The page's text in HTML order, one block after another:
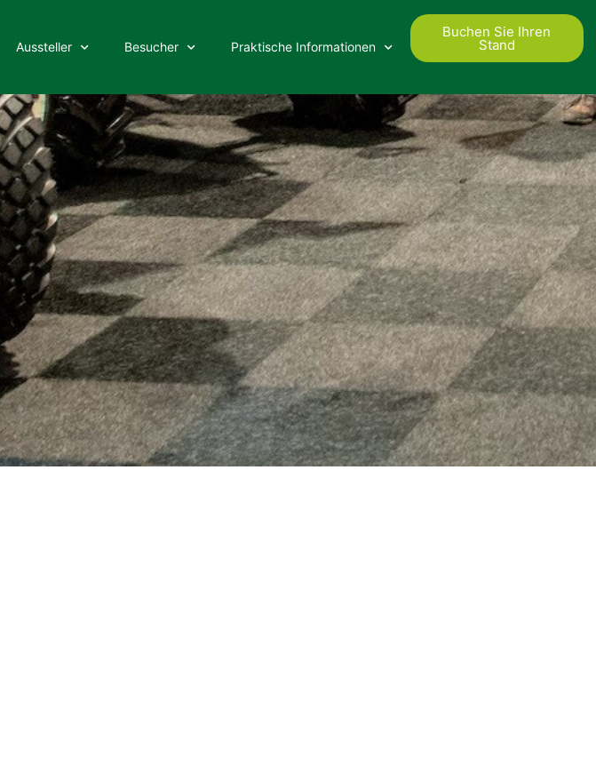
Aussteller Besucher Praktische Informationen
Buchen Sie Ihren
Stand